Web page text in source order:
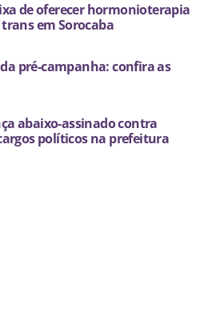
de oferecer hormonioterapia
em Sorocaba
pré-campanha: confira as
abaixo-assinado contra
políticos na prefeitura